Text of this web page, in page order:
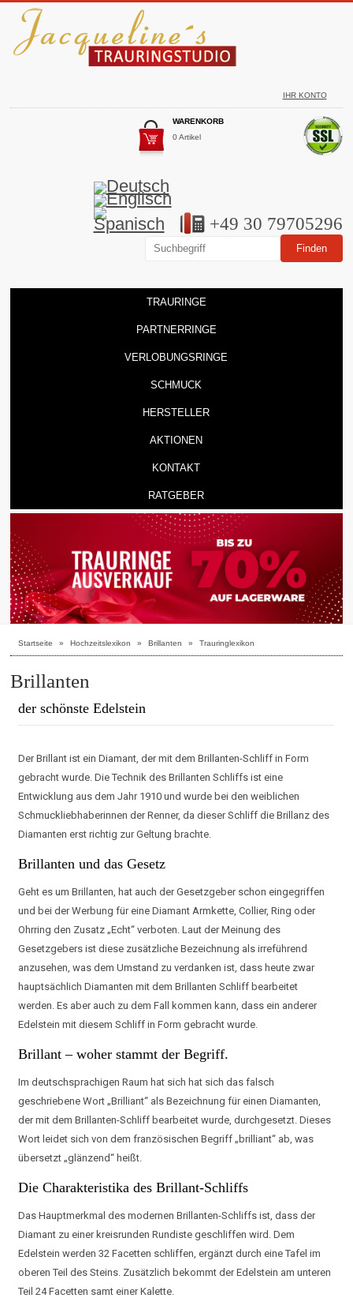
IHR KONTO
WARENKORB
0 Artikel
+49 30 79705296
TRAURINGE
PARTNERRINGE
VERLOBUNGSRINGE
SCHMUCK
HERSTELLER
AKTIONEN
KONTAKT
RATGEBER
Startseite » Hochzeitslexikon » Brillanten » Trauringlexikon
Brillanten
der schönste Edelstein
Der Brillant ist ein Diamant, der mit dem Brillanten-Schliff in Form
gebracht wurde. Die Technik des Brillanten Schliffs ist eine
Entwicklung aus dem Jahr 1910 und wurde bei den weiblichen
Schmuckliebhaberinnen der Renner, da dieser Schliff die Brillanz des
Diamanten erst richtig zur Geltung brachte.
Brillanten und das Gesetz
Geht es um Brillanten, hat auch der Gesetzgeber schon eingegriffen
und bei der Werbung für eine Diamant Armkette, Collier, Ring oder
Ohrring den Zusatz „Echt“ verboten. Laut der Meinung des
Gesetzgebers ist diese zusätzliche Bezeichnung als irreführend
anzusehen, was dem Umstand zu verdanken ist, dass heute zwar
hauptsächlich Diamanten mit dem Brillanten Schliff bearbeitet
werden. Es aber auch zu dem Fall kommen kann, dass ein anderer
Edelstein mit diesem Schliff in Form gebracht wurde.
Brillant – woher stammt der Begriff.
Im deutschsprachigen Raum hat sich hat sich das falsch
geschriebene Wort „Brilliant“ als Bezeichnung für einen Diamanten,
der mit dem Brillanten-Schliff bearbeitet wurde, durchgesetzt. Dieses
Wort leidet sich von dem französischen Begriff „brilliant“ ab, was
übersetzt „glänzend“ heißt.
Die Charakteristika des Brillant-Schliffs
Das Hauptmerkmal des modernen Brillanten-Schliffs ist, dass der
Diamant zu einer kreisrunden Rundiste geschliffen wird. Dem
Edelstein werden 32 Facetten schliffen, ergänzt durch eine Tafel im
oberen Teil des Steins. Zusätzlich bekommt der Edelstein am unteren
Teil 24 Facetten samt einer Kalette.